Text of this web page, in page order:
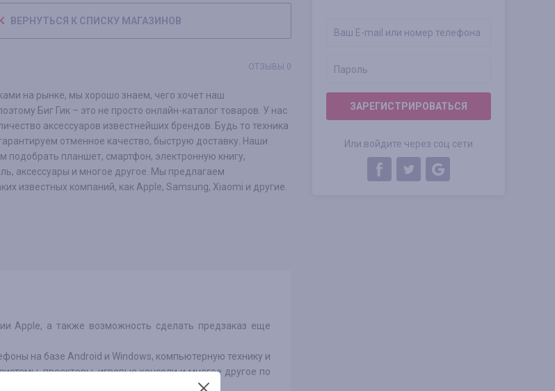
ЗАРЕГИСТРИРОВАТЬСЯ
Или войдите через соц сети
ВЕРНУТЬСЯ К СПИСКУ МАГАЗИНОВ
ОТЗЫВЫ 0
на рынке, мы хорошо знаем, чего хочет наш
Биг Гик – это не просто онлайн-каталог товаров. У нас
аксессуаров известнейших брендов. Будь то техника
отменное качество, быструю доставку. Наши
подобрать планшет, смартфон, электронную книгу,
аксессуары и многое другое. Мы предлагаем
известных компаний, как Apple, Samsung, Xiaomi и другие.
Apple, а также возможность сделать предзаказ еще
на базе Android и Windows, компьютерную технику и
проекторы, игровые консоли и многое другое по